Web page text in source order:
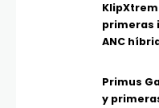
primeras
ANC
Primus
y